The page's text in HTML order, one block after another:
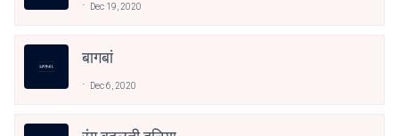
Dec 19, 2020
बागबां
Dec 6, 2020